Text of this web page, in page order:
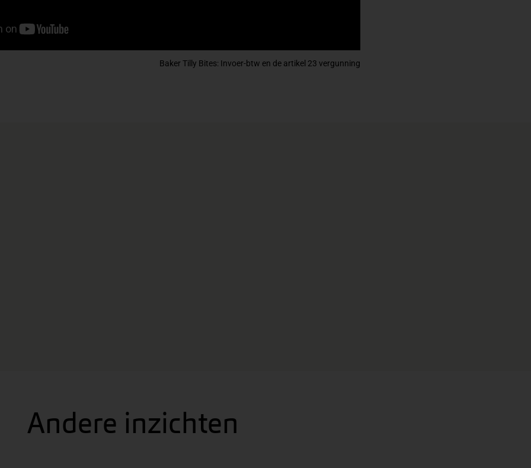
Baker Tilly Bites: Invoer-btw en de artikel 23 vergunning
Andere inzichten